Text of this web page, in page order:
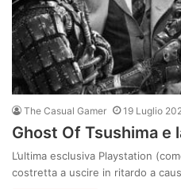
The Casual Gamer 19 Luglio
Ghost Of Tsushima e
L’ultima esclusiva Playstation
costretta a uscire in ritardo a